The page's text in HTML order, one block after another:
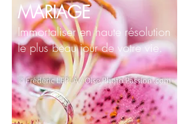
MARIAGE
Immortaliser en haute résolution
le plus beau jour de votre vie.